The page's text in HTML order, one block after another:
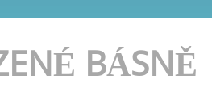
BÁSNĚ